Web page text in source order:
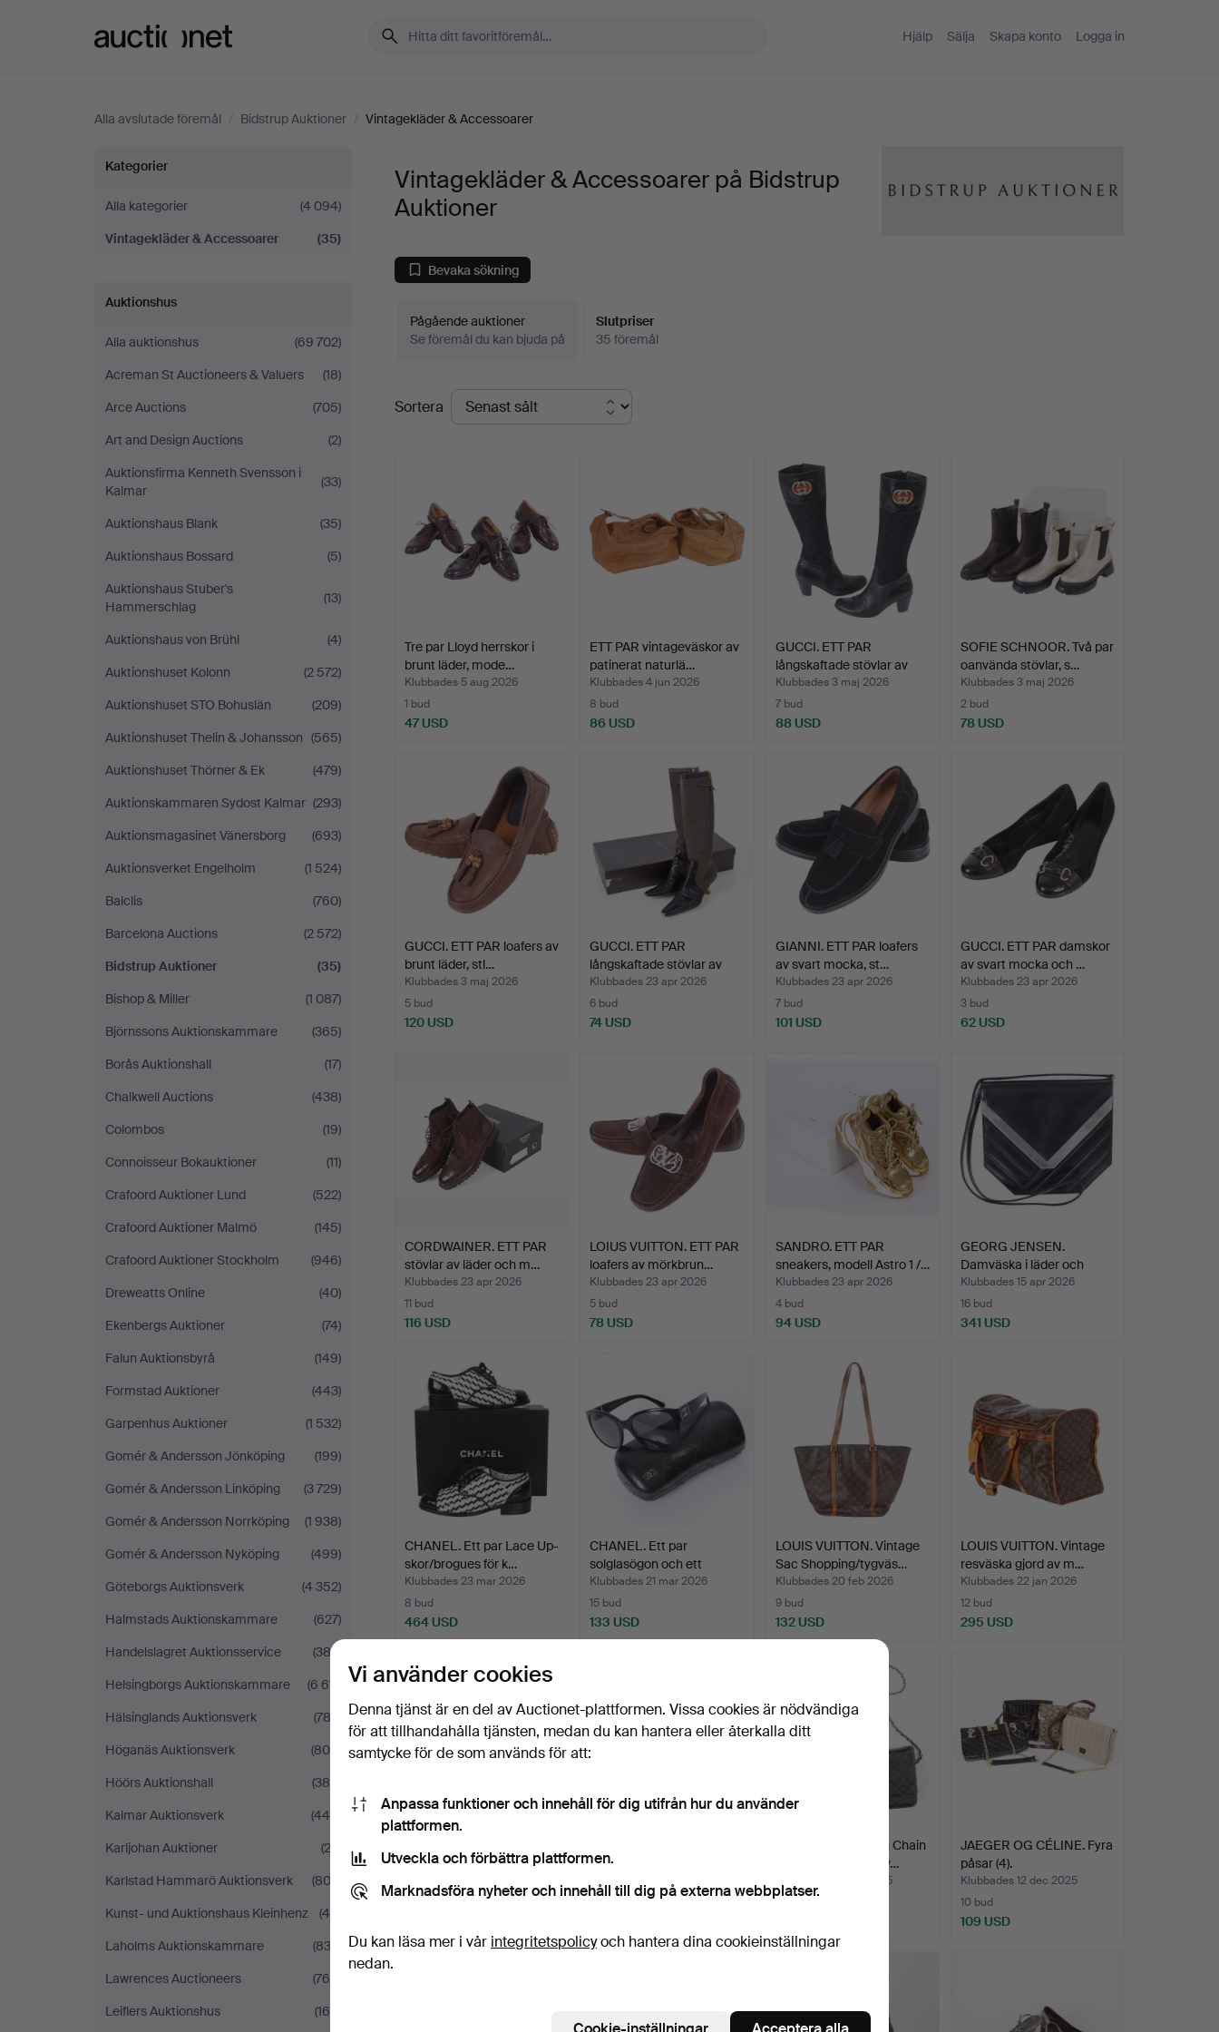
Hjälp Sälja Skapa konto Logga in
Alla avslutade föremål / Bidstrup Auktioner / Vintagekläder & Accessoarer
Vintagekläder
&
Accessoarer
på
Bidstrup
Auktioner
Kategorier
Alla kategorier
(4 094)
Vintagekläder & Accessoarer
(35)
Auktionshus
Alla auktionshus
(69 702)
Acreman St Auctioneers & Valuers
(18)
Arce Auctions
(705)
Art and Design Auctions
(2)
Auktionsfirma Kenneth Svensson i
Kalmar
(33)
Auktionshaus Blank
(35)
Auktionshaus Bossard
(5)
Auktionshaus Stuber's
Hammerschlag
(13)
Auktionshaus von Brühl
(4)
Auktionshuset Kolonn
(2 572)
Auktionshuset STO Bohuslän
(209)
Auktionshuset Thelin & Johansson (565)
Auktionshuset Thörner & Ek
(479)
Auktionskammaren Sydost Kalmar (293)
Auktionsmagasinet Vänersborg
(693)
Auktionsverket Engelholm
(1 524)
Balclis
(760)
Barcelona Auctions
(2 572)
Bidstrup Auktioner
(35)
Bishop & Miller
(1 087)
Björnssons Auktionskammare
(365)
Borås Auktionshall
(17)
Chalkwell Auctions
(438)
Colombos
(19)
Connoisseur Bokauktioner
(11)
Crafoord Auktioner Lund
(522)
Crafoord Auktioner Malmö
(145)
Crafoord Auktioner Stockholm
(946)
Dreweatts Online
(40)
Ekenbergs Auktioner
(74)
Falun Auktionsbyrå
(149)
Formstad Auktioner
(443)
Garpenhus Auktioner
(1 532)
Gomér & Andersson Jönköping
(199)
Gomér & Andersson Linköping
(3 729)
Gomér & Andersson Norrköping
(1 938)
Gomér & Andersson Nyköping
(499)
Göteborgs Auktionsverk
(4 352)
Halmstads Auktionskammare
(627)
Handelslagret Auktionsservice
(383)
Helsingborgs Auktionskammare
(6 611)
Hälsinglands Auktionsverk
(782)
Höganäs Auktionsverk
(808)
Höörs Auktionshall
(386)
Kalmar Auktionsverk
(445)
Karljohan Auktioner
(23)
Karlstad Hammarö Auktionsverk
(802)
Kunst- und Auktionshaus Kleinhenz
(46)
Laholms Auktionskammare
(832)
Lawrences Auctioneers
(764)
Leiflers Auktionshus
(165)
Vintagekläder & Accessoarer på Bidstrup
Auktioner
Bevaka sökning
Pågående auktioner
Se föremål du kan bjuda på
Slutpriser
35 föremål
Slutpriser
Sortera
Tre par Lloyd herrskor i
brunt läder, mode…
Klubbades 5 aug 2026
1 bud
47 USD
ETT PAR vintageväskor av
patinerat naturlä…
Klubbades 4 jun 2026
8 bud
86 USD
GUCCI. ETT PAR
långskaftade stövlar av
mon…
Klubbades 3 maj 2026
7 bud
88 USD
SOFIE SCHNOOR. Två par
oanvända stövlar, s…
Klubbades 3 maj 2026
2 bud
78 USD
GUCCI. ETT PAR loafers av
brunt läder, stl…
Klubbades 3 maj 2026
5 bud
120 USD
GUCCI. ETT PAR
långskaftade stövlar av
kan…
Klubbades 23 apr 2026
6 bud
74 USD
GIANNI. ETT PAR loafers
av svart mocka, st…
Klubbades 23 apr 2026
7 bud
101 USD
GUCCI. ETT PAR damskor
av svart mocka och …
Klubbades 23 apr 2026
3 bud
62 USD
CORDWAINER. ETT PAR
stövlar av läder och m…
Klubbades 23 apr 2026
11 bud
116 USD
LOIUS VUITTON. ETT PAR
loafers av mörkbrun…
Klubbades 23 apr 2026
5 bud
78 USD
SANDRO. ETT PAR
sneakers, modell Astro 1 /…
Klubbades 23 apr 2026
4 bud
94 USD
GEORG JENSEN.
Damväska i läder och
sterlin…
Klubbades 15 apr 2026
16 bud
341 USD
CHANEL. Ett par Lace Up-
skor/brogues för k…
Klubbades 23 mar 2026
8 bud
464 USD
CHANEL. Ett par
solglasögon och ett
glasög…
Klubbades 21 mar 2026
15 bud
133 USD
LOUIS VUITTON. Vintage
Sac Shopping/tygväs…
Klubbades 20 feb 2026
9 bud
132 USD
LOUIS VUITTON. Vintage
resväska gjord av m…
Klubbades 22 jan 2026
12 bud
295 USD
'Keepall 50' väska …
”Archlight” sneaker…
CHANEL. Wallet On Chain
crossbody-väska av…
Klubbades 21 dec 2025
JAEGER OG CÉLINE. Fyra
påsar (4).
Klubbades 12 dec 2025
10 bud
109 USD
Vi använder cookies
Denna tjänst är en del av Auctionet-plattformen. Vissa cookies är nödvändiga
för att tillhandahålla tjänsten, medan du kan hantera eller återkalla ditt
samtycke för de som används för att:
Anpassa funktioner och innehåll för dig utifrån hur du använder
plattformen.
Utveckla och förbättra plattformen.
Marknadsföra nyheter och innehåll till dig på externa webbplatser.
Du kan läsa mer i vår integritetspolicyoch hantera dina cookieinställningar
nedan.